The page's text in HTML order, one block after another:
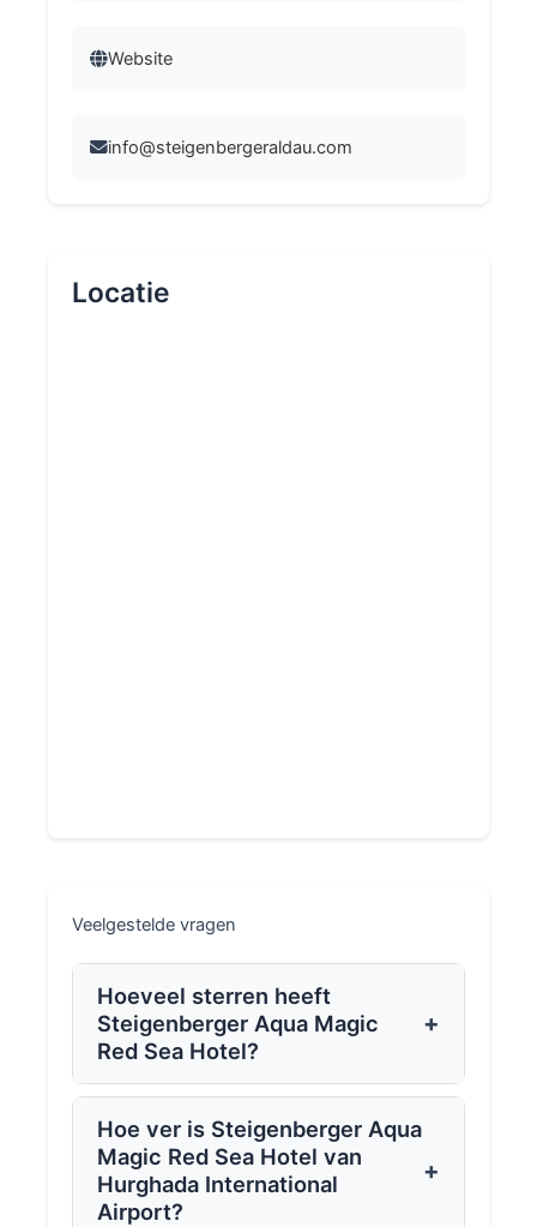
Website
info@steigenbergeraldau.com
Locatie
Veelgestelde vragen
Hoeveel sterren heeft
Steigenberger Aqua Magic
Red Sea Hotel?
+
Hoe ver is Steigenberger Aqua
Magic Red Sea Hotel van
Hurghada International
Airport?
+